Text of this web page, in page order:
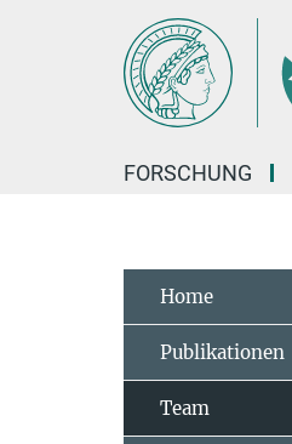
FORSCHUNG
Home
Publikationen
Team